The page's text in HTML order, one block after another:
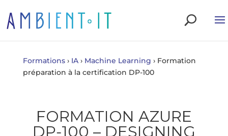
Formations › IA › Machine Learning › Formation
préparation à la certification DP-100
FORMATION AZURE
DP‑100 – DESIGNING